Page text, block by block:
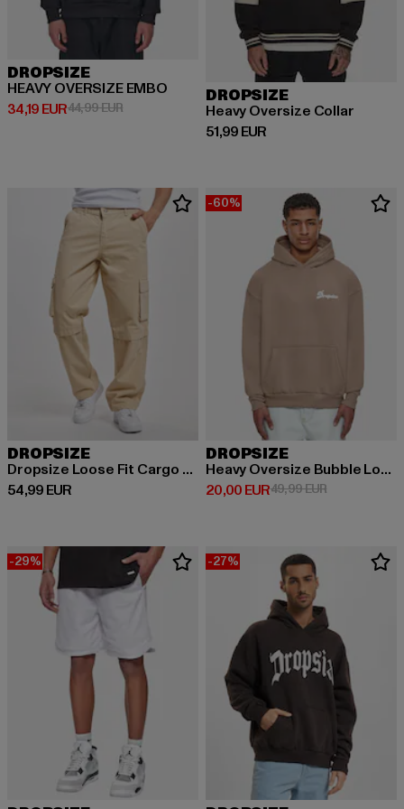
DROPSIZE
HEAVY OVERSIZE EMBO
34,19 EUR
Prix courant: 34,19 EUR
44,99 EURPrix en promotion: 44,99 EUR
DROPSIZE
Heavy Oversize Collar
51,99 EUR
Prix courant: 51,99 EUR
DROPSIZE
Dropsize Loose Fit Cargo Pants Cream
54,99 EUR
Prix courant: 54,99 EUR
-60%
DROPSIZE
Heavy Oversize Bubble Logo
20,00 EUR
Prix courant: 20,00 EUR
49,99 EURPrix en
-29% -27%